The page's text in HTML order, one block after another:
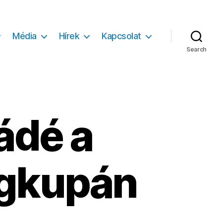
Média Hírek Kapcsolat
Search
a